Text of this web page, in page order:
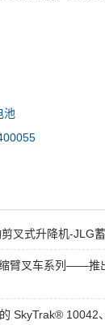
池
叉式升降机-JLG
臂叉车系列——推
SkyTrak® 10042